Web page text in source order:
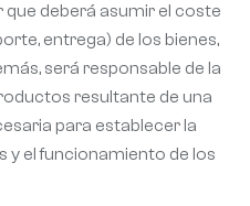
deberá asumir el coste
entrega) de los bienes,
será responsable de la
resultante de una
para establecer la
y el funcionamiento de los